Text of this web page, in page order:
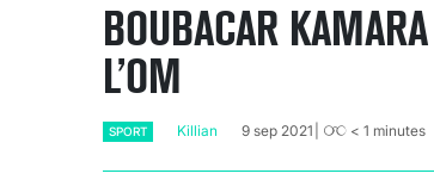
BOUBACAR
L’OM
SPORT Killian 9 sep 2021 < 1 minutes